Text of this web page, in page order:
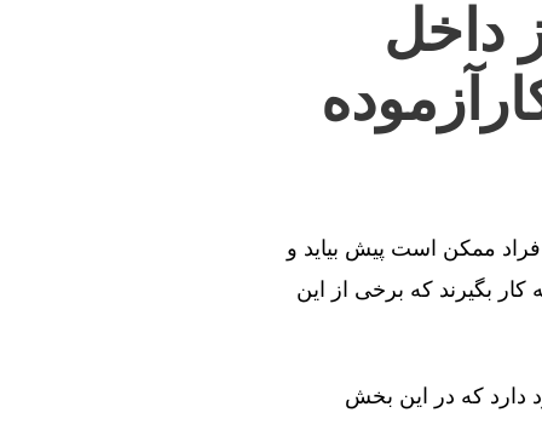
داخل
ممکن است پیش بیاید و
بگیرند که برخی از این
دارد که در این بخش